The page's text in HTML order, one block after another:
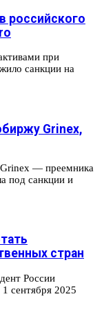
российского
при
санкции на
Grinex,
Grinex — преемника
под санкции и
стран
России
сентября 2025